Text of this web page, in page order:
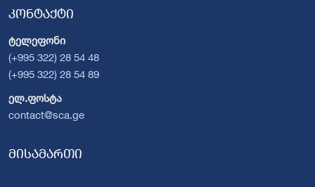
კონტაქტი
ტელეფონი
(+995 322) 28 54 48
(+995 322) 28 54 89
ელ.ფოსტა
contact@sca.ge
მისამართი